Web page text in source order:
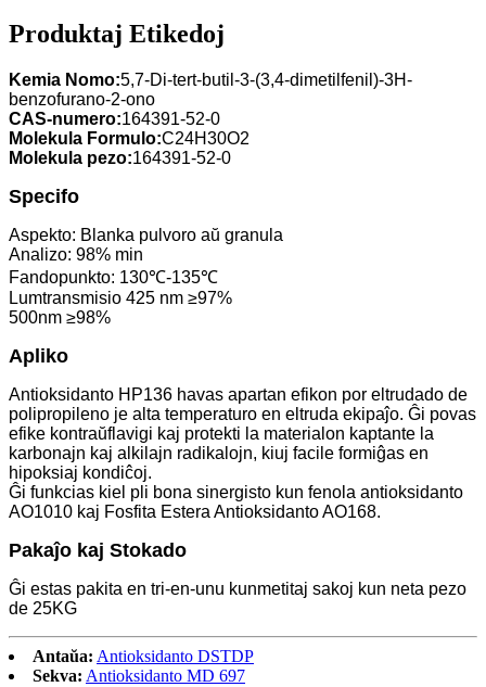
Produktaj Etikedoj
Kemia Nomo:5,7-Di-tert-butil-3-(3,4-dimetilfenil)-3H-
benzofurano-2-ono
CAS-numero:164391-52-0
Molekula Formulo:C24H30O2
Molekula pezo:164391-52-0
Specifo
Aspekto: Blanka pulvoro aŭ granula
Analizo: 98% min
Fandopunkto: 130℃-135℃
Lumtransmisio 425 nm ≥97%
500nm ≥98%
Apliko
Antioksidanto HP136 havas apartan efikon por eltrudado de
polipropileno je alta temperaturo en eltruda ekipaĵo. Ĝi povas
efike kontraŭflavigi kaj protekti la materialon kaptante la
karbonajn kaj alkilajn radikalojn, kiuj facile formiĝas en
hipoksiaj kondiĉoj.
Ĝi funkcias kiel pli bona sinergisto kun fenola antioksidanto
AO1010 kaj Fosfita Estera Antioksidanto AO168.
Pakaĵo kaj Stokado
Ĝi estas pakita en tri-en-unu kunmetitaj sakoj kun neta pezo
de 25KG
Antaŭa: Antioksidanto DSTDP
Sekva: Antioksidanto MD 697